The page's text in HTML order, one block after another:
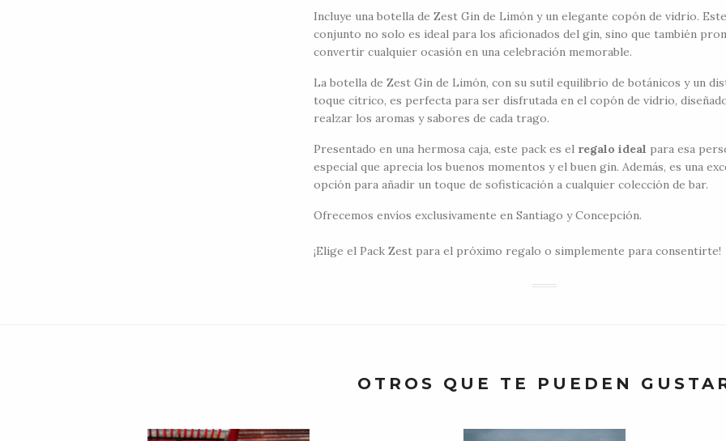
Incluye una botella de Zest Gin de Limón y un elegante copón de vidrio. Este
conjunto no solo es ideal para los aficionados del gin, sino que también
convertir cualquier ocasión en una celebración memorable.
La botella de Zest Gin de Limón, con su sutil equilibrio de botánicos y un
toque cítrico, es perfecta para ser disfrutada en el copón de vidrio,
realzar los aromas y sabores de cada trago.
Presentado en una hermosa caja, este pack es el regalo ideal para esa
especial que aprecia los buenos momentos y el buen gin. Además, es una
opción para añadir un toque de sofisticación a cualquier colección de bar.
Ofrecemos envíos exclusivamente en Santiago y Concepción.
¡Elige el Pack Zest para el próximo regalo o simplemente para consentirte!
OTROS QUE TE PUEDEN